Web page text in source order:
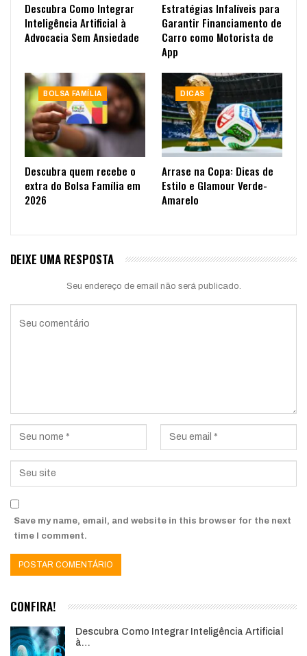
Descubra Como Integrar
Inteligência Artificial à
Advocacia Sem Ansiedade
Estratégias Infalíveis para
Garantir Financiamento de
Carro como Motorista de
App
BOLSA FAMÍLIA
Descubra quem recebe o
extra do Bolsa Família em
2026
DICAS
Arrase na Copa: Dicas de
Estilo e Glamour Verde-
Amarelo
DEIXE UMA RESPOSTA
Seu endereço de email não será publicado.
Save my name, email, and website in this browser for the next
time I comment.
CONFIRA!
Descubra Como Integrar Inteligência Artificial
à…